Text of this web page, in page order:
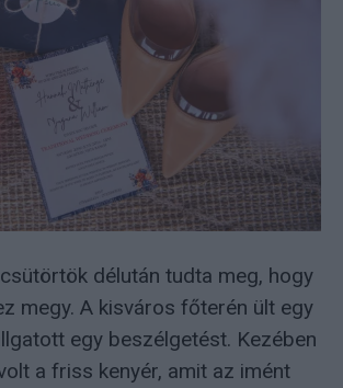
délután tudta meg, hogy
megy. A kisváros főterén ült egy
egy beszélgetést. Kezében
a friss kenyér, amit az imént